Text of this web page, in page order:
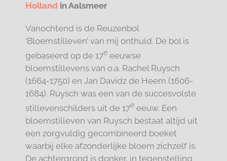
Hollandin Aalsmeer
Vanochtend is de Reuzenbol
‘Bloemstilleven’ van mij onthuld. De bol is
gebaseerd op de 17eeeuwse
bloemstillevens van o.a. Rachel Ruysch
(1664-1750) en Jan Davidz de Heem (1606-
1684). Ruysch was een van de succesvolste
stillevenschilders uit de 17eeeuw. Een
bloemstilleven van Ruysch bestaat altijd uit
een zorgvuldig gecombineerd boeket
waarbij elke afzonderlijke bloem zichzelf is.
De achtergrond is donker, in tegenstelling